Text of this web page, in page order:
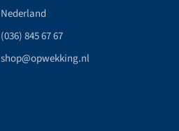
Nederland
(036) 845 67 67
shop@opwekking.nl